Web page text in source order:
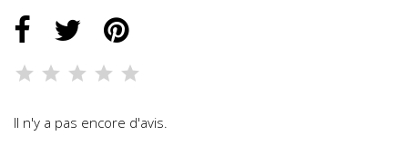
Il n'y a pas encore d'avis.